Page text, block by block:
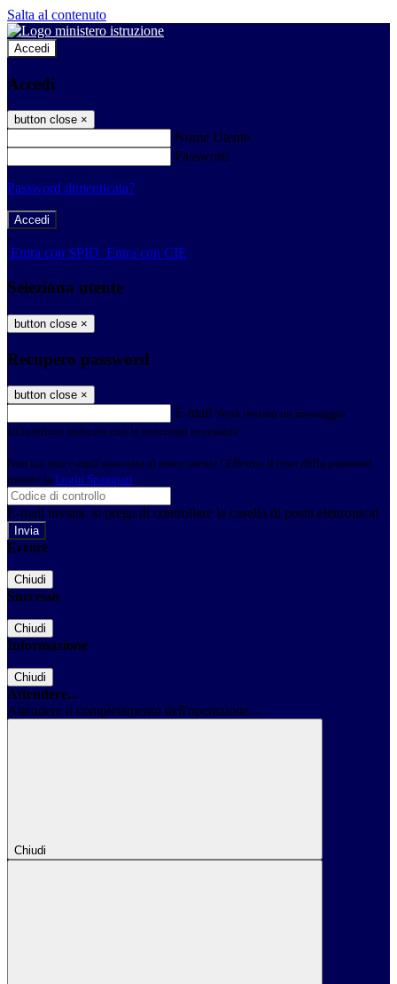
Salta al contenuto
Accedi
Accedi
button close ×
Nome Utente
Password
Password dimenticata?
-
Entra con SPID Entra con CIE
Seleziona utente
button close ×
Recupero password
button close ×
E-mail Verrà inviato un messaggio
all'indirizzo indicato con le istruzioni necessarie.
Non hai una e-mail associata al nome utente? Effettua il reset della password
tramite la Login Spaggiari
E-mail inviata, si prega di controllare la casella di posta elettronica!
Errore
Chiudi
Successo
Chiudi
Informazione
Chiudi
Attendere...
Attendere il completamento dell'operazione...
Chiudi